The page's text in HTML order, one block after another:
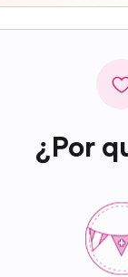
¿Por